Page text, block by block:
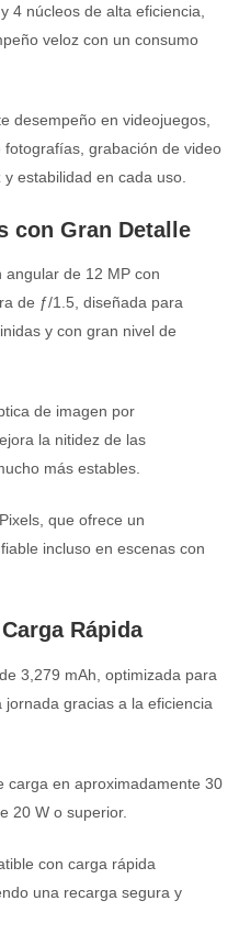
4 núcleos de alta eficiencia,
veloz con un consumo
desempeño en videojuegos,
grabación de video
estabilidad en cada uso.
con Gran Detalle
angular de 12 MP con
de ƒ/1.5, diseñada para
y con gran nivel de
de imagen por
la nitidez de las
más estables.
que ofrece un
incluso en escenas con
Rápida
3,279 mAh, optimizada para
gracias a la eficiencia
carga en aproximadamente 30
20 W o superior.
con carga rápida
una recarga segura y